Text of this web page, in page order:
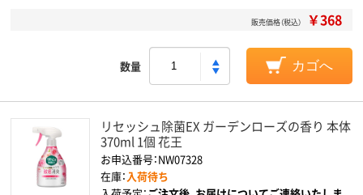
販売価格（税込） ￥368
数量 カゴへ
リセッシュ除菌EX ガーデンローズの香り 本体
370ml 1個 花王
お申込番号：NW07328
在庫：入荷待ち